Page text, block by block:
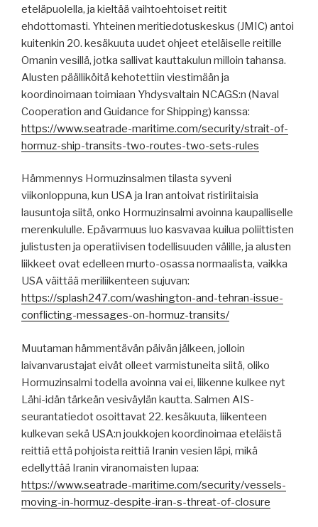
eteläpuolella, ja kieltää vaihtoehtoiset reitit
ehdottomasti. Yhteinen meritiedotuskeskus (JMIC) antoi
kuitenkin 20. kesäkuuta uudet ohjeet eteläiselle reitille
Omanin vesillä, jotka sallivat kauttakulun milloin tahansa.
Alusten päälliköitä kehotettiin viestimään ja
koordinoimaan toimiaan Yhdysvaltain NCAGS:n (Naval
Cooperation and Guidance for Shipping) kanssa:
https://www.seatrade-maritime.com/security/strait-of-
hormuz-ship-transits-two-routes-two-sets-rules
Hämmennys Hormuzinsalmen tilasta syveni
viikonloppuna, kun USA ja Iran antoivat ristiriitaisia ​​
lausuntoja siitä, onko Hormuzinsalmi avoinna kaupalliselle
merenkululle. Epävarmuus luo kasvavaa kuilua poliittisten
julistusten ja operatiivisen todellisuuden välille, ja alusten
liikkeet ovat edelleen murto-osassa normaalista, vaikka
USA väittää meriliikenteen sujuvan:
https://splash247.com/washington-and-tehran-issue-
conflicting-messages-on-hormuz-transits/
Muutaman hämmentävän päivän jälkeen, jolloin
laivanvarustajat eivät olleet varmistuneita siitä, oliko
Hormuzinsalmi todella avoinna vai ei, liikenne kulkee nyt
Lähi-idän tärkeän vesiväylän kautta. Salmen AIS-
seurantatiedot osoittavat 22. kesäkuuta, liikenteen
kulkevan sekä USA:n joukkojen koordinoimaa eteläistä
reittiä että pohjoista reittiä Iranin vesien läpi, mikä
edellyttää Iranin viranomaisten lupaa:
https://www.seatrade-maritime.com/security/vessels-
moving-in-hormuz-despite-iran-s-threat-of-closure